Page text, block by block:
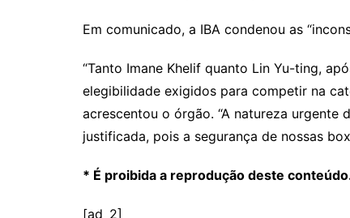
Em comunicado, a IBA condenou as
“Tanto Imane Khelif quanto Lin Yu-ting,
elegibilidade exigidos para competir na
acrescentou o órgão. “A natureza
justificada, pois a segurança de nossas
* É proibida a reprodução deste
[ad_2]